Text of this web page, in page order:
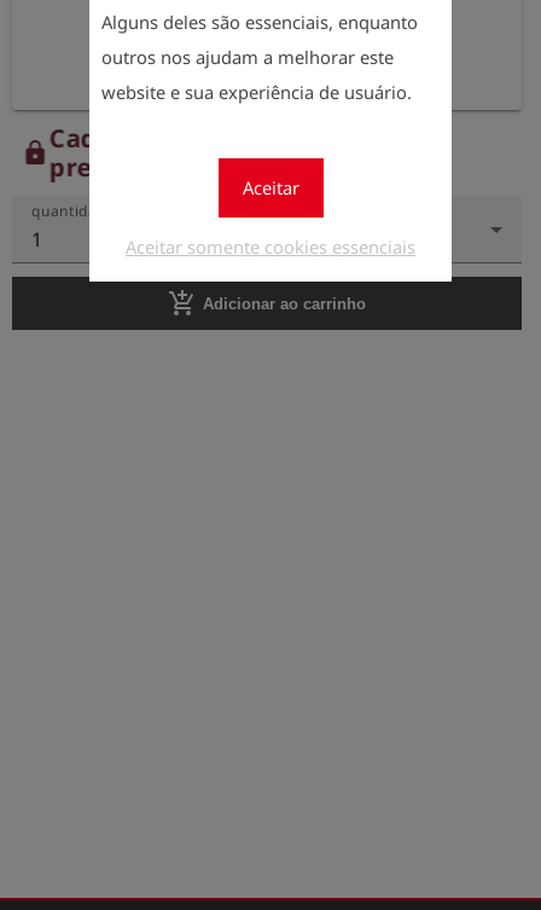
Alguns deles são essenciais, enquanto
outros nos ajudam a melhorar este
website e sua experiência de usuário.
Aceitar
Aceitar somente cookies essenciais
lockCadastre-se agora para ver os
preços.
quantidade
1
add_shopping_cart Adicionar ao carrinho